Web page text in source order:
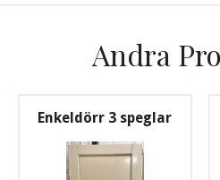
Andra
Enkeldörr 3 speglar